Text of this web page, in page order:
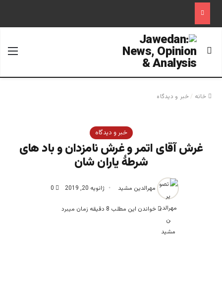
جستجو برای
خانه /خبر و دیدگاه
خبر و دیدگاه
غرش آقای اتمر و غرش نامزدان و باد های
شرطۀ یاران شان
مهرالدین مشید ژانویه 20, 2019 0
خواندن این مطلب 8 دقیقه زمان میبرد